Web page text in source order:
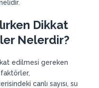
Dikkat
Nelerdir?
edilmesi gereken
canlı sayısı, su